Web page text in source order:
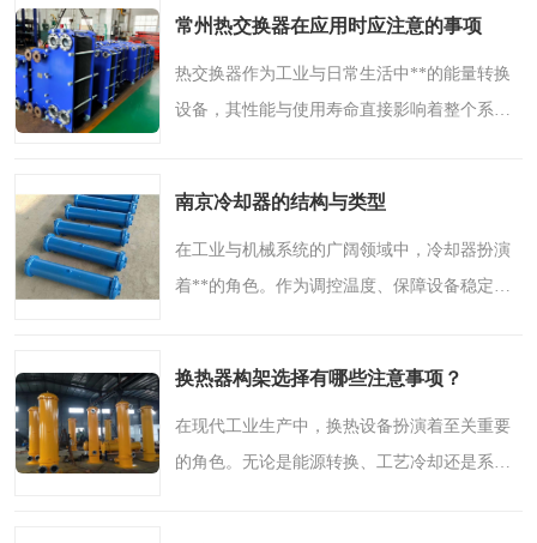
其使用寿命。本文将..
常州热交换器在应用时应注意的事项
热交换器作为工业与日常生活中**的能量转换
设备，其性能与使用寿命直接影响着整个系统
至关重要。本文将围..
南京冷却器的结构与类型
在工业与机械系统的广阔领域中，冷却器扮演
着**的角色。作为调控温度、保障设备稳定运
造，冷却器的身影无处..
换热器构架选择有哪些注意事项？
在现代工业生产中，换热设备扮演着至关重要
的角色。无论是能源转换、工艺冷却还是系统